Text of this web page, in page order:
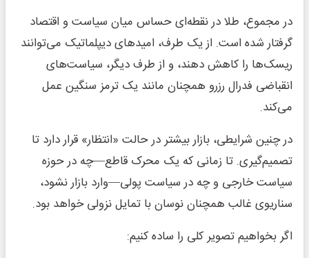
در مجموع، طلا در نقطه‌ای حساس میان سیاست و اقتصاد
گرفتار شده است. از یک طرف، امیدهای دیپلماتیک می‌توانند
ریسک‌ها را کاهش دهند، و از طرف دیگر، سیاست‌های
انقباضی فدرال رزرو همچنان مانند یک ترمز سنگین عمل
می‌کند.
در چنین شرایطی، بازار بیشتر در حالت «انتظار» قرار دارد تا
تصمیم‌گیری. تا زمانی که یک محرک قاطع—چه در حوزه
سیاست خارجی و چه در سیاست پولی—وارد بازار نشود،
سناریوی غالب همچنان نوسان با تمایل نزولی خواهد بود.
اگر بخواهیم تصویر کلی را ساده کنیم: